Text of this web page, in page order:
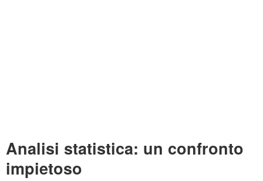
Analisi statistica: un confronto
impietoso